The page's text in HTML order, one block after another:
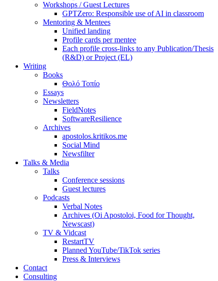
Workshops / Guest Lectures
GPTZero: Responsible use of AI in classroom
Mentoring & Mentees
Unified landing
Profile cards per mentee
Each profile cross-links to any Publication/Thesis
(R&D) or Project (EL)
Writing
Books
Θολό Τοπίο
Essays
Newsletters
FieldNotes
SoftwareResilience
Archives
apostolos.kritikos.me
Social Mind
Newsfilter
Talks & Media
Talks
Conference sessions
Guest lectures
Podcasts
Verbal Notes
Archives (Oi Apostoloi, Food for Thought,
Newscast)
TV & Vidcast
RestartTV
Planned YouTube/TikTok series
Press & Interviews
Contact
Consulting